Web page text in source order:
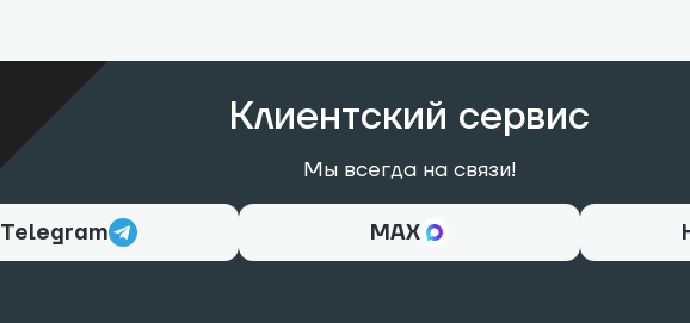
Клиентский сервис
Мы всегда на связи!
Telegram МАХ